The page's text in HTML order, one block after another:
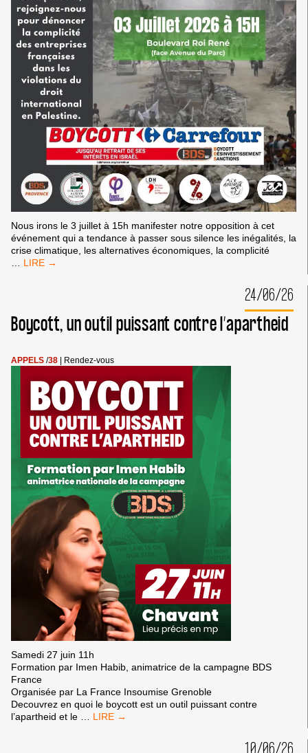
Nous irons le 3 juillet à 15h manifester notre opposition à cet
événement qui a tendance à passer sous silence les inégalités, la
crise climatique, les alternatives économiques, la complicité
… RASSEMBLEMENT
ÉCONOMIQUES
D’AIX-
PROVENCE
24/06/26
Boycott, un outil puissant contre l’apartheid
APPELS /38 Rendez-vous
Samedi 27 juin 11h
Formation par Imen Habib, animatrice de la campagne BDS
France
Organisée par La France Insoumise Grenoble
Decouvrez en quoi le boycott est un outil puissant contre
l’apartheid et le … BOYCOTT,